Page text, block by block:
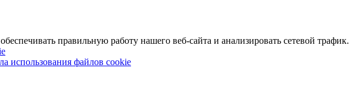
правильную работу нашего веб-сайта и анализировать сетевой трафик.
использования файлов cookie